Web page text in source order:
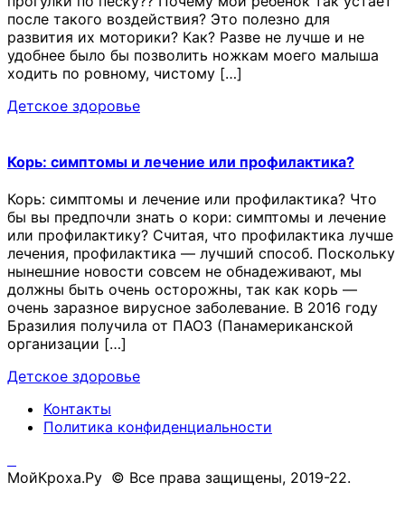
после такого воздействия? Это полезно для
развития их моторики? Как? Разве не лучше и не
удобнее было бы позволить ножкам моего малыша
ходить по ровному, чистому […]
Детское здоровье
Корь: симптомы и лечение или профилактика?
Корь: симптомы и лечение или профилактика? Что
бы вы предпочли знать о кори: симптомы и лечение
или профилактику? Считая, что профилактика лучше
лечения, профилактика — лучший способ. Поскольку
нынешние новости совсем не обнадеживают, мы
должны быть очень осторожны, так как корь —
очень заразное вирусное заболевание. В 2016 году
Бразилия получила от ПАОЗ (Панамериканской
организации […]
Детское здоровье
Контакты
Политика конфиденциальности
МойКроха.Ру © Все права защищены, 2019-22.